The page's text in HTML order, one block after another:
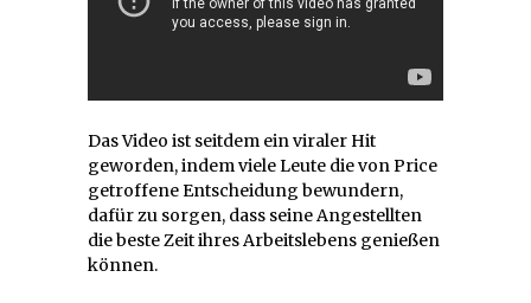
Das Video ist seitdem ein viraler Hit
geworden, indem viele Leute die von Price
getroffene Entscheidung bewundern,
dafür zu sorgen, dass seine Angestellten
die beste Zeit ihres Arbeitslebens genießen
können.